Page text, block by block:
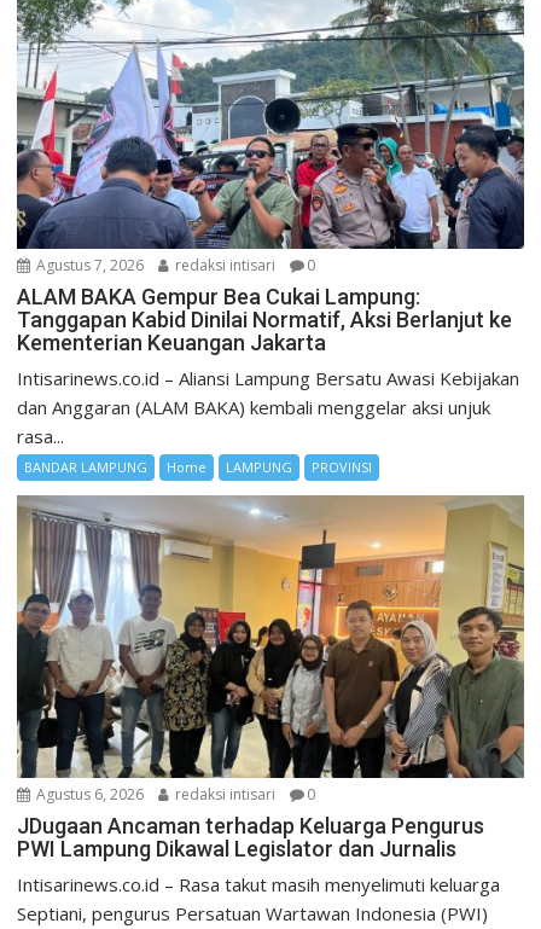
Agustus 7, 2026 redaksi intisari 0
ALAM BAKA Gempur Bea Cukai Lampung:
Tanggapan Kabid Dinilai Normatif, Aksi Berlanjut ke
Kementerian Keuangan Jakarta
Intisarinews.co.id – Aliansi Lampung Bersatu Awasi Kebijakan
dan Anggaran (ALAM BAKA) kembali menggelar aksi unjuk
rasa...
BANDAR LAMPUNG Home LAMPUNG PROVINSI
Agustus 6, 2026 redaksi intisari 0
JDugaan Ancaman terhadap Keluarga Pengurus
PWI Lampung Dikawal Legislator dan Jurnalis
Intisarinews.co.id – Rasa takut masih menyelimuti keluarga
Septiani, pengurus Persatuan Wartawan Indonesia (PWI)